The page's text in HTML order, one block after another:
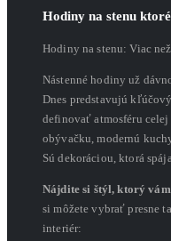
Hodiny na stenu
Hodiny na stenu: Viac než
Nástenné hodiny už
Dnes predstavujú
definovať atmosféru
obývačku, modernú
Sú dekoráciou, ktorá
Nájdite si štýl, ktorý vám
si môžete vybrať presne
interiér: